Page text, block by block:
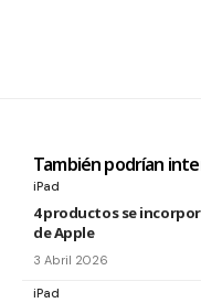
También podrían
iPad
4 productos se
de Apple
3 Abril 2026
iPad